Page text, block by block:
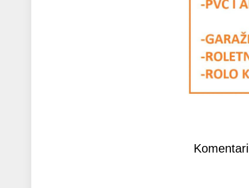
Komentari